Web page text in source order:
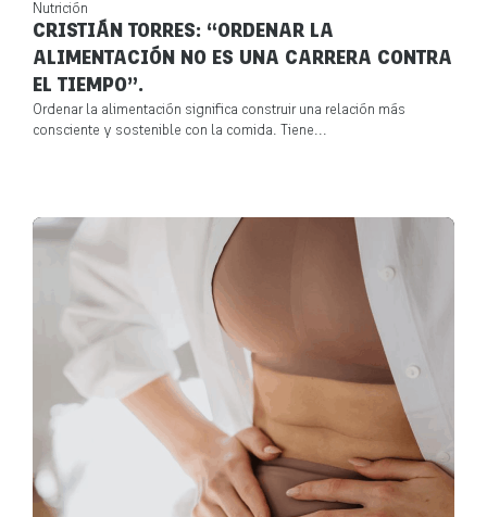
Nutrición
CRISTIÁN TORRES: “ORDENAR LA
ALIMENTACIÓN NO ES UNA CARRERA CONTRA
EL TIEMPO”.
Ordenar la alimentación significa construir una relación más
consciente y sostenible con la comida. Tiene...